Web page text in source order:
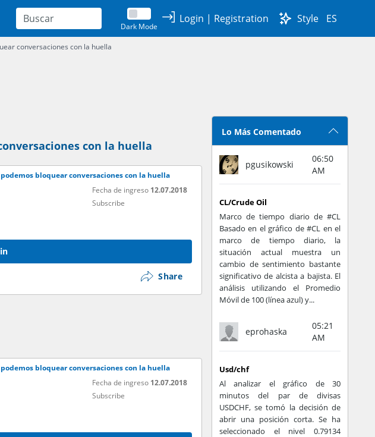
Dark Mode
Login | Registration Style ES
conversaciones con la huella
con la huella
bloquear conversaciones con la huella
Fecha de ingreso 12.07.2018
Subscribe
Share
bloquear conversaciones con la huella
Fecha de ingreso 12.07.2018
Subscribe
Lo Más Comentado
pgusikowski
06:50
AM
CL/Crude Oil
Marco de tiempo diario de #CL
Basado en el gráfico de #CL en el
marco de tiempo diario, la
situación actual muestra un
cambio de sentimiento bastante
significativo de alcista a bajista. El
análisis utilizando el Promedio
Móvil de 100 (línea azul) y...
eprohaska
05:21
AM
Usd/chf
Al analizar el gráfico de 30
minutos del par de divisas
USDCHF, se tomó la decisión de
abrir una posición corta. Se ha
seleccionado el nivel 0.79134